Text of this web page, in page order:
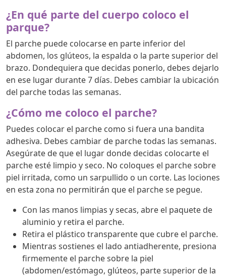
¿En qué parte del cuerpo coloco el
parque?
El parche puede colocarse en parte inferior del
abdomen, los glúteos, la espalda o la parte superior del
brazo. Dondequiera que decidas ponerlo, debes dejarlo
en ese lugar durante 7 días. Debes cambiar la ubicación
del parche todas las semanas.
¿Cómo me coloco el parche?
Puedes colocar el parche como si fuera una bandita
adhesiva. Debes cambiar de parche todas las semanas.
Asegúrate de que el lugar donde decidas colocarte el
parche esté limpio y seco. No coloques el parche sobre
piel irritada, como un sarpullido o un corte. Las lociones
en esta zona no permitirán que el parche se pegue.
Con las manos limpias y secas, abre el paquete de
aluminio y retira el parche.
Retira el plástico transparente que cubre el parche.
Mientras sostienes el lado antiadherente, presiona
firmemente el parche sobre la piel
(abdomen/estómago, glúteos, parte superior de la